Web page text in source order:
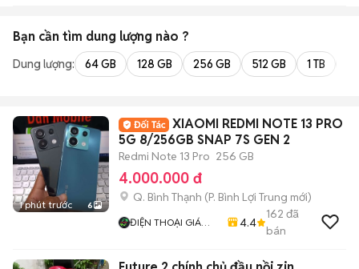
Bạn cần tìm dung lượng nào ?
Dung lượng: 64 GB 128 GB 256 GB 512 GB 1 TB
1 phút trước 6
XIAOMI REDMI NOTE 13 PRO
5G 8/256GB SNAP 7S GEN 2
Redmi Note 13 Pro 256 GB
4.000.000 đ
Q. Bình Thạnh (P. Bình Lợi Trung mới)
ĐIỆN THOẠI GIÁ
4.4
162 đã
bán